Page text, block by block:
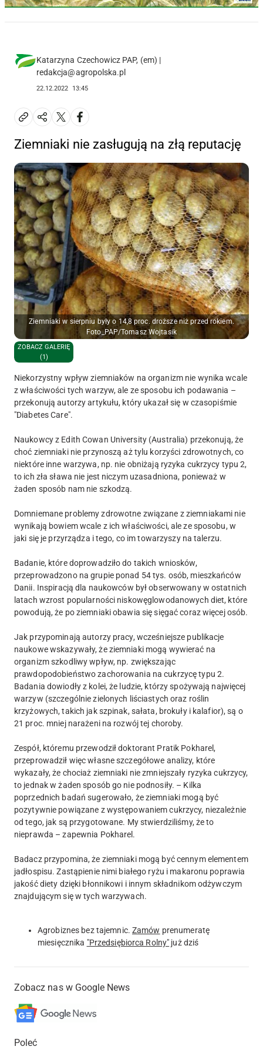
Katarzyna Czechowicz PAP, (em) |
redakcja@agropolska.pl
22.12.2022 13:45
Ziemniaki nie zasługują na złą reputację
Ziemniaki w sierpniu były o 14,8 proc. droższe niż przed rokiem.
Foto_PAP/Tomasz Wojtasik
ZOBACZ GALERIĘ
(1)
Niekorzystny wpływ ziemniaków na organizm nie wynika wcale
z właściwości tych warzyw, ale ze sposobu ich podawania –
przekonują autorzy artykułu, który ukazał się w czasopiśmie
"Diabetes Care".
Naukowcy z Edith Cowan University (Australia) przekonują, że
choć ziemniaki nie przynoszą aż tylu korzyści zdrowotnych, co
niektóre inne warzywa, np. nie obniżają ryzyka cukrzycy typu 2,
to ich zła sława nie jest niczym uzasadniona, ponieważ w
żaden sposób nam nie szkodzą.
Domniemane problemy zdrowotne związane z ziemniakami nie
wynikają bowiem wcale z ich właściwości, ale ze sposobu, w
jaki się je przyrządza i tego, co im towarzyszy na talerzu.
Badanie, które doprowadziło do takich wniosków,
przeprowadzono na grupie ponad 54 tys. osób, mieszkańców
Danii. Inspiracją dla naukowców był obserwowany w ostatnich
latach wzrost popularności niskowęglowodanowych diet, które
powodują, że po ziemniaki obawia się sięgać coraz więcej osób.
Jak przypominają autorzy pracy, wcześniejsze publikacje
naukowe wskazywały, że ziemniaki mogą wywierać na
organizm szkodliwy wpływ, np. zwiększając
prawdopodobieństwo zachorowania na cukrzycę typu 2.
Badania dowiodły z kolei, że ludzie, którzy spożywają najwięcej
warzyw (szczególnie zielonych liściastych oraz roślin
krzyżowych, takich jak szpinak, sałata, brokuły i kalafior), są o
21 proc. mniej narażeni na rozwój tej choroby.
Zespół, któremu przewodził doktorant Pratik Pokharel,
przeprowadził więc własne szczegółowe analizy, które
wykazały, że chociaż ziemniaki nie zmniejszały ryzyka cukrzycy,
to jednak w żaden sposób go nie podnosiły. – Kilka
poprzednich badań sugerowało, że ziemniaki mogą być
pozytywnie powiązane z występowaniem cukrzycy, niezależnie
od tego, jak są przygotowane. My stwierdziliśmy, że to
nieprawda – zapewnia Pokharel.
Badacz przypomina, że ziemniaki mogą być cennym elementem
jadłospisu. Zastąpienie nimi białego ryżu i makaronu poprawia
jakość diety dzięki błonnikowi i innym składnikom odżywczym
znajdującym się w tych warzywach.
Agrobiznes bez tajemnic. Zamów prenumeratę
miesięcznika "Przedsiębiorca Rolny" już dziś
Zobacz nas w Google News
Poleć